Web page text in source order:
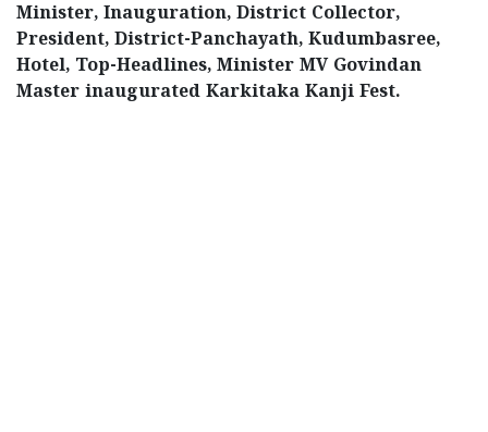
Minister, Inauguration, District Collector,
President, District-Panchayath, Kudumbasree,
Hotel, Top-Headlines, Minister MV Govindan
Master inaugurated Karkitaka Kanji Fest.